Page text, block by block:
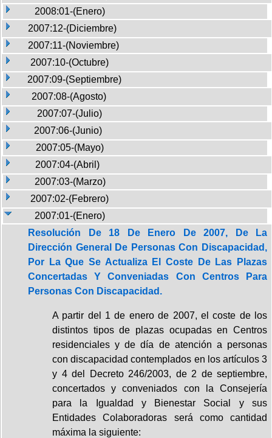
2008:01-(Enero)
2007:12-(Diciembre)
2007:11-(Noviembre)
2007:10-(Octubre)
2007:09-(Septiembre)
2007:08-(Agosto)
2007:07-(Julio)
2007:06-(Junio)
2007:05-(Mayo)
2007:04-(Abril)
2007:03-(Marzo)
2007:02-(Febrero)
2007:01-(Enero)
Resolución De 18 De Enero De 2007, De La
Dirección General De Personas Con Discapacidad,
Por La Que Se Actualiza El Coste De Las Plazas
Concertadas Y Conveniadas Con Centros Para
Personas Con Discapacidad.
A partir del 1 de enero de 2007, el coste de los
distintos tipos de plazas ocupadas en Centros
residenciales y de día de atención a personas
con discapacidad contemplados en los artículos 3
y 4 del Decreto 246/2003, de 2 de septiembre,
concertados y conveniados con la Consejería
para la Igualdad y Bienestar Social y sus
Entidades Colaboradoras será como cantidad
máxima la siguiente: